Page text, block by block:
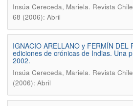
Insúa Cereceda, Mariela. Revista
68 (2006): Abril
IGNACIO ARELLANO y FERMÍN DEL
ediciones de crónicas de Indias. Una
2002.
Insúa Cereceda, Mariela. Revista
(2006): Abril